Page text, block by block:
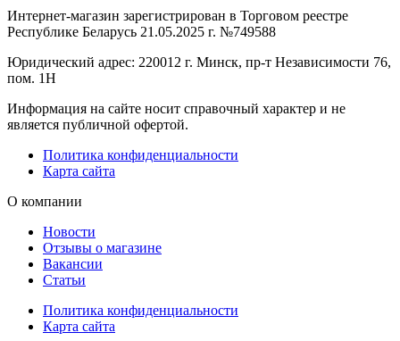
Интернет-магазин зарегистрирован в Торговом реестре
Республике Беларусь 21.05.2025 г. №749588
Юридический адрес: 220012 г. Минск, пр-т Независимости 76,
пом. 1Н
Информация на сайте носит справочный характер и не
является публичной офертой.
Политика конфиденциальности
Карта сайта
О компании
Новости
Отзывы о магазине
Вакансии
Статьи
Политика конфиденциальности
Карта сайта